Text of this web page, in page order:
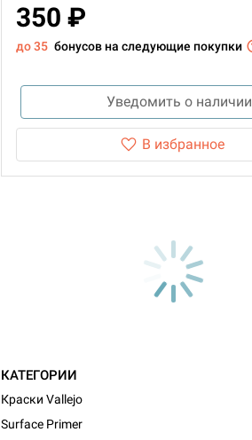
350 ₽
до 35 бонусов на следующие покупки
Уведомить о наличии
В избранное
КАТЕГОРИИ
Краски Vallejo
Surface Primer